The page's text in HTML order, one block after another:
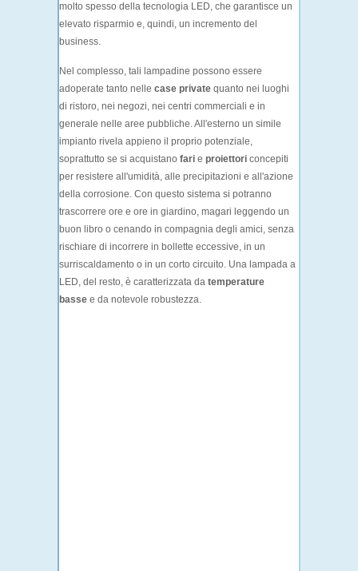
molto spesso della tecnologia LED, che garantisce un
elevato risparmio e, quindi, un incremento del
business.
Nel complesso, tali lampadine possono essere
adoperate tanto nelle case private quanto nei luoghi
di ristoro, nei negozi, nei centri commerciali e in
generale nelle aree pubbliche. All'esterno un simile
impianto rivela appieno il proprio potenziale,
soprattutto se si acquistano fari e proiettori concepiti
per resistere all'umidità, alle precipitazioni e all'azione
della corrosione. Con questo sistema si potranno
trascorrere ore e ore in giardino, magari leggendo un
buon libro o cenando in compagnia degli amici, senza
rischiare di incorrere in bollette eccessive, in un
surriscaldamento o in un corto circuito. Una lampada a
LED, del resto, è caratterizzata da temperature
basse e da notevole robustezza.